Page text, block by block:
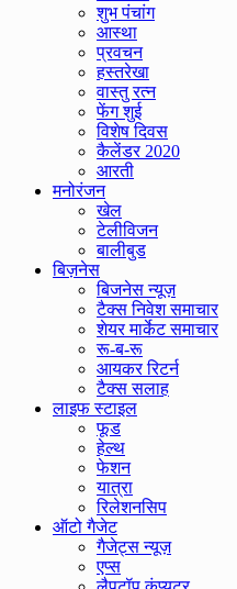
शुभ पंचांग
आस्था
प्रवचन
हस्तरेखा
वास्तु रत्न
फेंग शुई
विशेष दिवस
कैलेंडर 2020
आरती
मनोरंजन
खेल
टेलीविजन
बालीबुड
बिज़नेस
बिजनेस न्यूज़
टैक्स निवेश समाचार
शेयर मार्केट समाचार
रू-ब-रू
आयकर रिटर्न
टैक्स सलाह
लाइफ स्टाइल
फूड
हेल्थ
फेशन
यात्रा
रिलेशनसिप
ऑटो गैजेट
गैजेट्स न्यूज़
एप्स